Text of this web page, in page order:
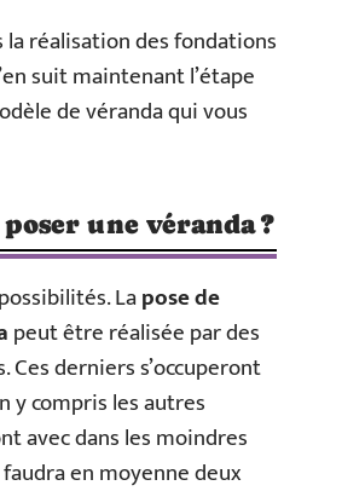
la réalisation des fondations
suit maintenant l’étape
de véranda qui vous
une véranda ?
Lapose de
peut être réalisée par des
Ces derniers s’occuperont
y compris les autres
avec dans les moindres
en moyenne deux